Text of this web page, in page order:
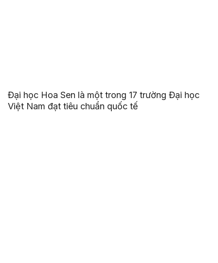
Đại học Hoa Sen là một trong 17 trường Đại học
Việt Nam đạt tiêu chuẩn quốc tế